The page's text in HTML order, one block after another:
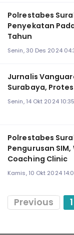
Polrestabes
Penyekatan
Tahun
Senin, 30 Des 2024
Jurnalis
Surabaya,
Senin, 14 Okt 2024
Polrestabes
Pengurusan
Coaching Clinic
Kamis, 10 Okt 2024
Previous 1